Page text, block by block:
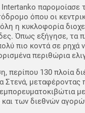
παρομοίασε
όπου οι
η κυκλοφορία
Όπως εξήγησε, τα
πιο κοντά σε ρηχά
περιθώρια
περίπου 130 πλοία
Στενά, μεταφέροντας
των διεθνών